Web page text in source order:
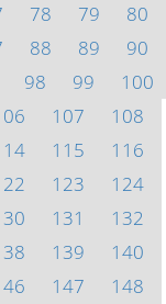
78 79
80
88 89
90
98 99
100
107
108
115
116
123
124
131
132
139
140
147 148